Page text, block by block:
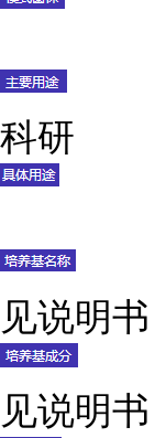
科研
见说明书
见说明书